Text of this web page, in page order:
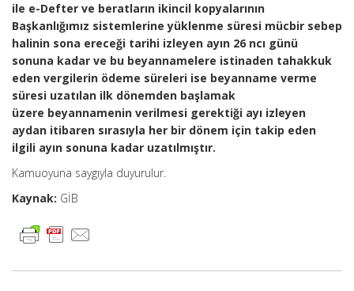
ile e-Defter ve beratların ikincil kopyalarının
Başkanlığımız sistemlerine yüklenme süresi mücbir sebep
halinin sona ereceği tarihi izleyen ayın 26 ncı günü
sonuna kadar ve bu beyannamelere istinaden tahakkuk
eden vergilerin ödeme süreleri ise beyanname verme
süresi uzatılan ilk dönemden başlamak
üzere beyannamenin verilmesi gerektiği ayı izleyen
aydan itibaren sırasıyla her bir dönem için takip eden
ilgili ayın sonuna kadar uzatılmıştır.
Kamuoyuna saygıyla duyurulur.
Kaynak: GİB